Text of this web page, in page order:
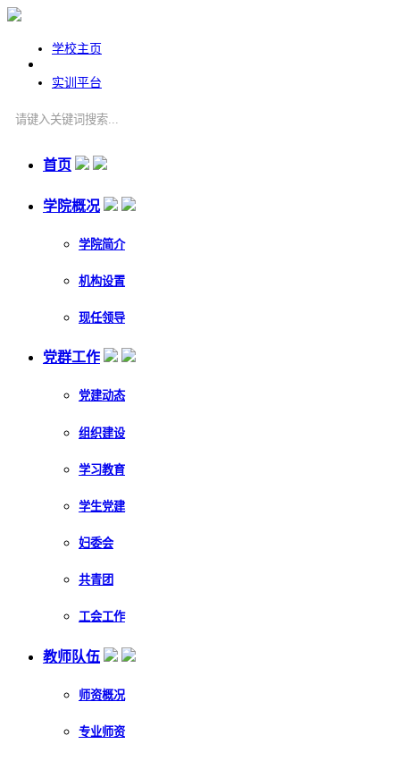
学校主页
实训平台
首页
学院概况
学院简介
机构设置
现任领导
党群工作
党建动态
组织建设
学习教育
学生党建
妇委会
共青团
工会工作
教师队伍
师资概况
专业师资